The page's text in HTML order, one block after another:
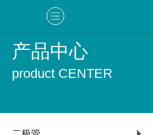
产品中心
product CENTER